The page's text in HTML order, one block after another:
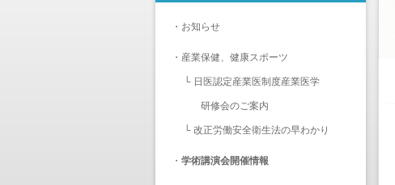
・ お知らせ
・ 産業保健、健康スポーツ
└ 日医認定産業医制度産業医学
研修会のご案内
└ 改正労働安全衛生法の早わかり
・ 学術講演会開催情報